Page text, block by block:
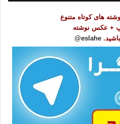
های کوتاه متنوع
+ عکس نوشته
eslahe@